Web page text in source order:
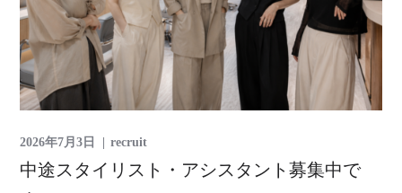
2026年7月3日 recruit
中途スタイリスト・アシスタント募集中で